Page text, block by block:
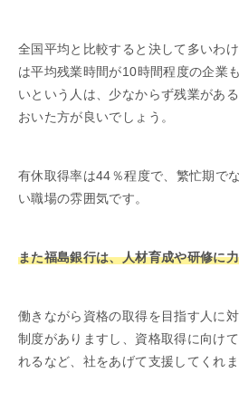
全国平均と比較すると決して多いわ
は平均残業時間が10時間程度の企業
いという人は、少なからず残業があ
おいた方が良いでしょう。
有休取得率は44％程度で、繁忙期で
い職場の雰囲気です。
また福島銀行は、人材育成や研修に
働きながら資格の取得を目指す人に
制度がありますし、資格取得に向け
れるなど、社をあげて支援してくれま